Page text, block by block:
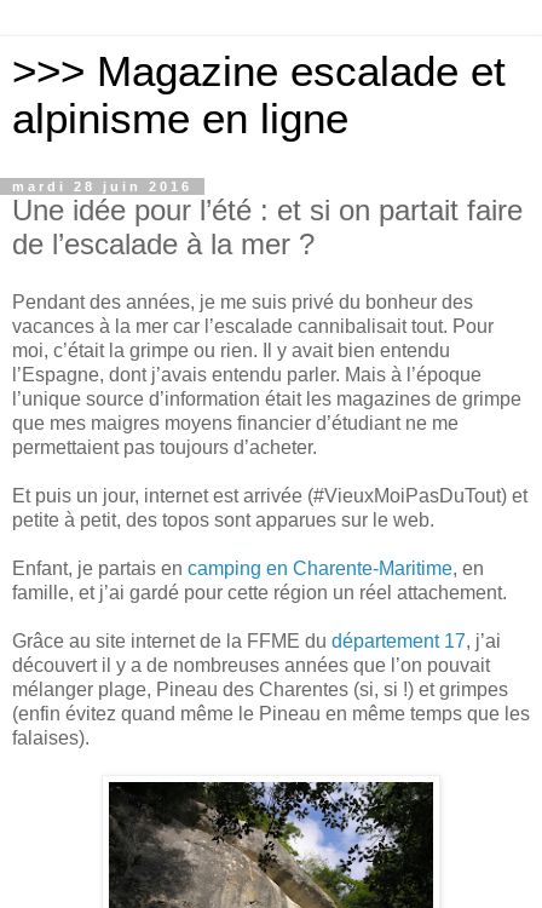
>>> Magazine escalade et
alpinisme en ligne
mardi 28 juin 2016
Une idée pour l’été : et si on partait faire
de l’escalade à la mer ?
Pendant des années, je me suis privé du bonheur des
vacances à la mer car l’escalade cannibalisait tout. Pour
moi, c’était la grimpe ou rien. Il y avait bien entendu
l’Espagne, dont j’avais entendu parler. Mais à l’époque
l’unique source d’information était les magazines de grimpe
que mes maigres moyens financier d’étudiant ne me
permettaient pas toujours d’acheter.
Et puis un jour, internet est arrivée (#VieuxMoiPasDuTout) et
petite à petit, des topos sont apparues sur le web.
Enfant, je partais en camping en Charente-Maritime, en
famille, et j’ai gardé pour cette région un réel attachement.
Grâce au site internet de la FFME du département 17, j’ai
découvert il y a de nombreuses années que l’on pouvait
mélanger plage, Pineau des Charentes (si, si !) et grimpes
(enfin évitez quand même le Pineau en même temps que les
falaises).